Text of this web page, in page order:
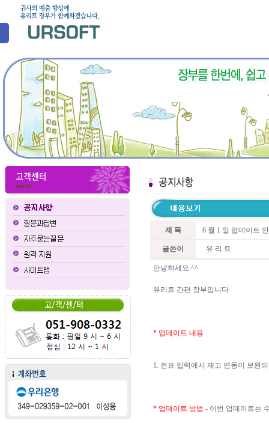
제 목 6 월 1 일 업데이트
글쓴이 유 리 트
안녕하세요 ^^
유리트 간편 장부입니다
* 업데이트 내용
1. 전표 입력에서 재고 연동이 보완
* 업데이트 방법 - 이번 업데이트는